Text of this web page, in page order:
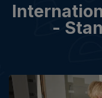
Παιδιά & Έφηβοι
Σπουδές
-